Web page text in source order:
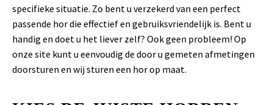
specifieke situatie. Zo bent u verzekerd van een perfect
passende hor die effectief en gebruiksvriendelijk is. Bent u
handig en doet u het liever zelf? Ook geen probleem! Op
onze site kunt u eenvoudig de door u gemeten afmetingen
doorsturen en wij sturen een hor op maat.